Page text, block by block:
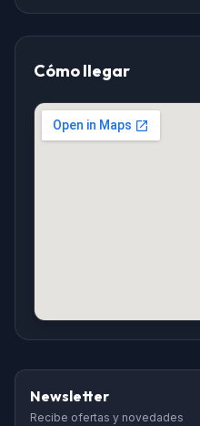
Cómo llegar
Newsletter
Recibe ofertas y novedades